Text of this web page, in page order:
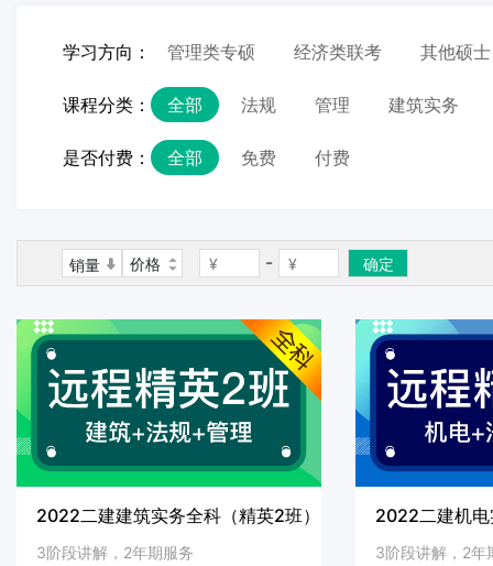
学习方向： 管理类专硕 经济类联考 其他硕士
课程分类： 全部 法规 管理 建筑实务
是否付费： 全部 免费 付费
销量 价格 - 确定
2022二建建筑实务全科（精英2班）
3阶段讲解，2年期服务
2022二建机
3阶段讲解，2年